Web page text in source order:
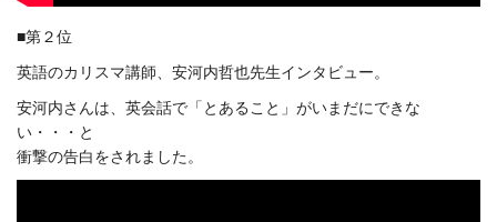
■第２位
英語のカリスマ講師、安河内哲也先生インタビュー。
安河内さんは、英会話で「とあること」がいまだにできな
い・・・と
衝撃の告白をされました。